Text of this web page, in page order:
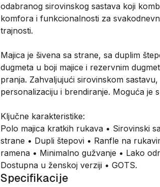
odabranog sirovinskog sastava koji
komfora i funkcionalnosti za
trajnosti.
Majica je šivena sa strane, sa duplim
dugmeta u boji majice i rezervnim
pranja. Zahvaljujući sirovinskom
personalizaciju i brendiranje. Moguća je
Ključne karakteristike:
Polo majica kratkih rukava • Sirovinski
strane • Dupli štepovi • Ranfle na
ramena • Minimalno gužvanje • Lako
Dostupna u ženskoj verziji • GOTS.
Specifikacije